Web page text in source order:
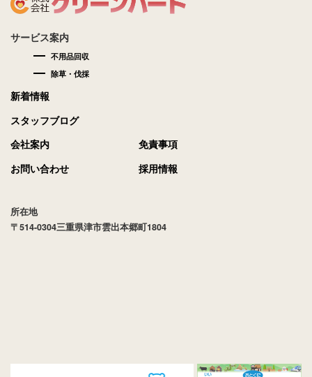
サービス案内
不用品回収
除草・伐採
新着情報
スタッフブログ
会社案内
お問い合わせ
免責事項
採用情報
所在地
〒514-0304三重県津市雲出本郷町1804